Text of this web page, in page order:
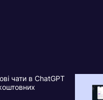
чати в ChatGPT